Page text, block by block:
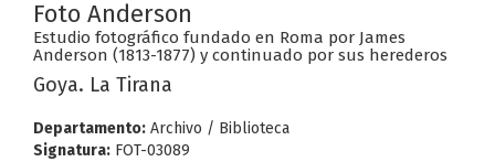
Foto Anderson
Estudio fotográfico fundado en Roma por James
Anderson (1813-1877) y continuado por sus herederos
Goya. La Tirana
Departamento: Archivo / Biblioteca
Signatura: FOT-03089